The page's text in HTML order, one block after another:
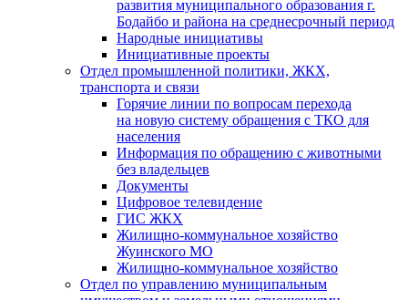
развития муниципального образования г.
Бодайбо и района на среднесрочный период
Народные инициативы
Инициативные проекты
Отдел промышленной политики, ЖКХ,
транспорта и связи
Горячие линии по вопросам перехода
на новую систему обращения с ТКО для
населения
Информация по обращению с животными
без владельцев
Документы
Цифровое телевидение
ГИС ЖКХ
Жилищно-коммунальное хозяйство
Жуинского МО
Жилищно-коммунальное хозяйство
Отдел по управлению муниципальным